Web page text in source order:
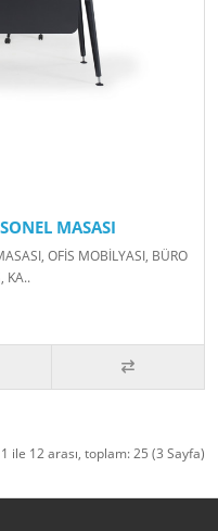
MASASI
OFİS MOBİLYASI, BÜRO
KA..
ile 12 arası, toplam: 25 (3 Sayfa)